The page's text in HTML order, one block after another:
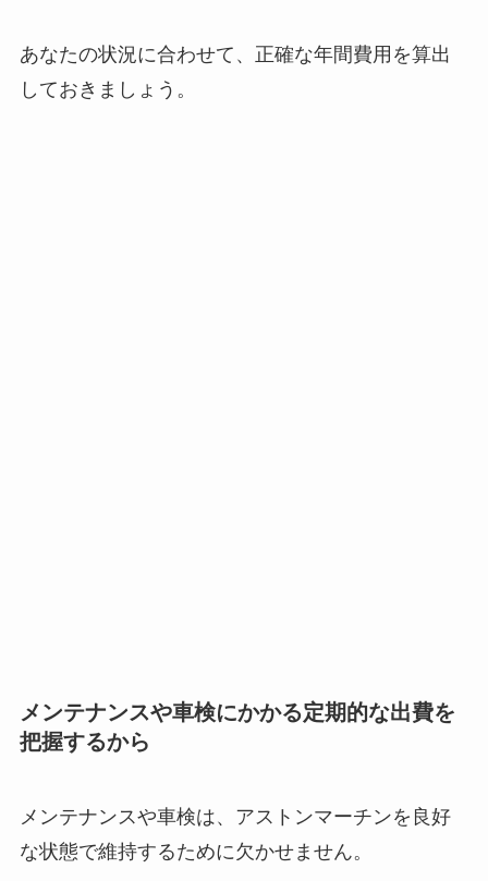
あなたの状況に合わせて、正確な年間費用を算出
しておきましょう。
メンテナンスや車検にかかる定期的な出費を
把握するから
メンテナンスや車検は、アストンマーチンを良好
な状態で維持するために欠かせません。